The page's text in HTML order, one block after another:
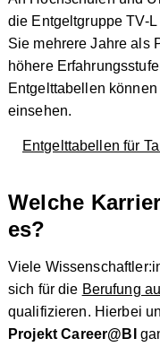
die Entgeltgruppe TV-
Sie mehrere Jahre als
höhere
Entgelttabellen
einsehen.
Entgelttabellen für
Welche
es?
Viele
sich für die Berufung
qualifizieren. Hierbei
Projekt Career@BI